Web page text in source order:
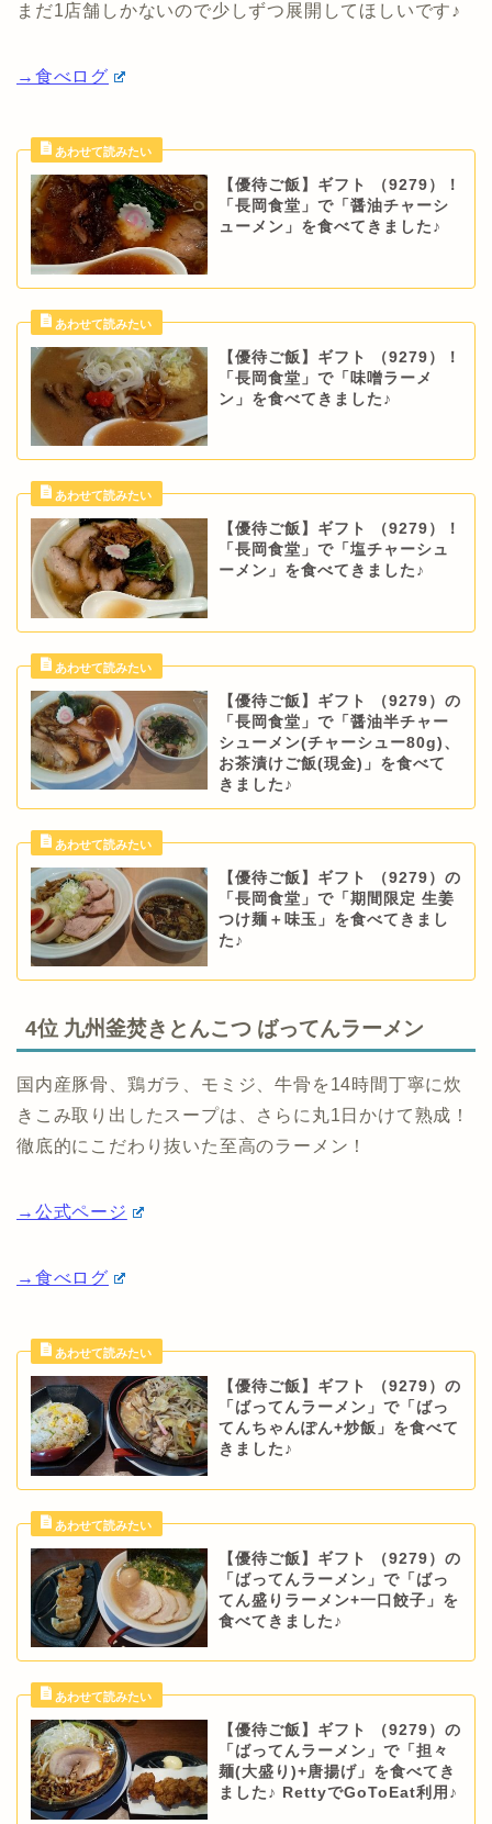
まだ1店舗しかないので少しずつ展開してほしいです♪
→食べログ
【優待ご飯】ギフト （9279）！
「長岡食堂」で「醤油チャーシ
ューメン」を食べてきました♪
【優待ご飯】ギフト （9279）！
「長岡食堂」で「味噌ラーメ
ン」を食べてきました♪
【優待ご飯】ギフト （9279）！
「長岡食堂」で「塩チャーシュ
ーメン」を食べてきました♪
【優待ご飯】ギフト （9279）の
「長岡食堂」で「醤油半チャー
シューメン(チャーシュー80g)、
お茶漬けご飯(現金)」を食べて
きました♪
【優待ご飯】ギフト （9279）の
「長岡食堂」で「期間限定 生姜
つけ麺＋味玉」を食べてきまし
た♪
4位 九州釜焚きとんこつ ばってんラーメン
国内産豚骨、鶏ガラ、モミジ、牛骨を14時間丁寧に炊
きこみ取り出したスープは、さらに丸1日かけて熟成！
徹底的にこだわり抜いた至高のラーメン！
→公式ページ
→食べログ
【優待ご飯】ギフト （9279）の
「ばってんラーメン」で「ばっ
てんちゃんぽん+炒飯」を食べて
きました♪
【優待ご飯】ギフト （9279）の
「ばってんラーメン」で「ばっ
てん盛りラーメン+一口餃子」を
食べてきました♪
【優待ご飯】ギフト （9279）の
「ばってんラーメン」で「担々
麺(大盛り)+唐揚げ」を食べてき
ました♪ RettyでGoToEat利用♪